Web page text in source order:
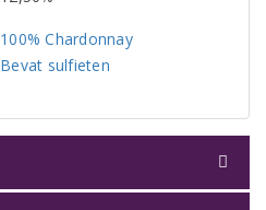
100% Chardonnay
Bevat sulfieten